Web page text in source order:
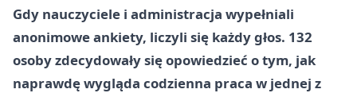
Gdy nauczyciele i administracja wypełniali
anonimowe ankiety, liczyli się każdy głos. 132
osoby zdecydowały się opowiedzieć o tym, jak
naprawdę wygląda codzienna praca w jednej z